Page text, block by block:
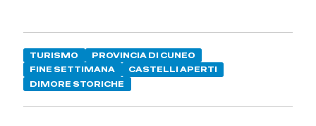
TURISMO
PROVINCIA DI CUNEO
FINE SETTIMANA
CASTELLI APERTI
DIMORE STORICHE